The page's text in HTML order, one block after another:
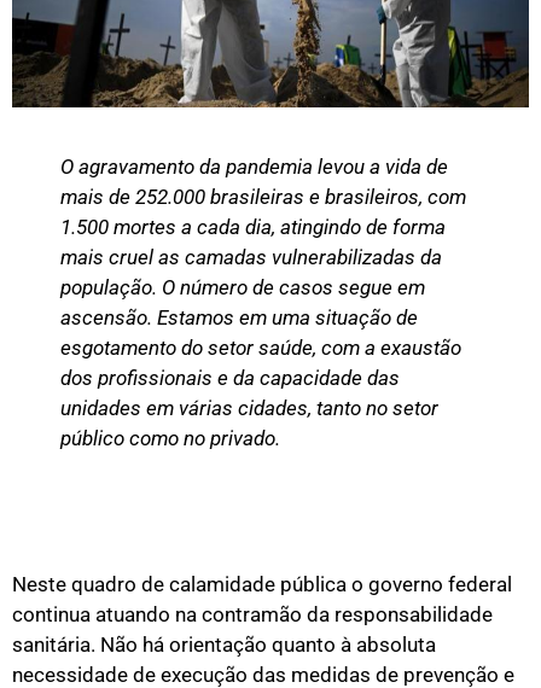
O agravamento da pandemia levou a vida de
mais de 252.000 brasileiras e brasileiros, com
1.500 mortes a cada dia, atingindo de forma
mais cruel as camadas vulnerabilizadas da
população. O número de casos segue em
ascensão. Estamos em uma situação de
esgotamento do setor saúde, com a exaustão
dos profissionais e da capacidade das
unidades em várias cidades, tanto no setor
público como no privado.
Neste quadro de calamidade pública o governo federal
continua atuando na contramão da responsabilidade
sanitária. Não há orientação quanto à absoluta
necessidade de execução das medidas de prevenção e